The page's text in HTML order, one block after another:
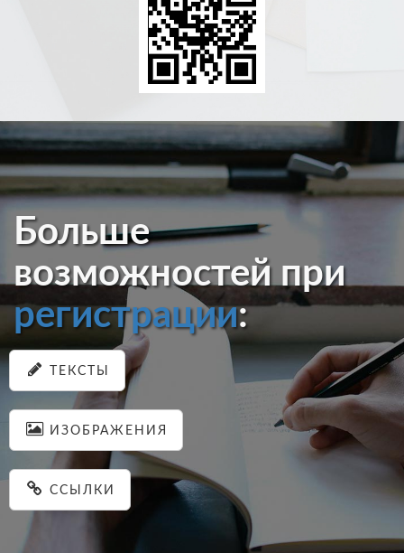
Больше
возможностей при
регистрации:
ТЕКСТЫ
ИЗОБРАЖЕНИЯ
ССЫЛКИ